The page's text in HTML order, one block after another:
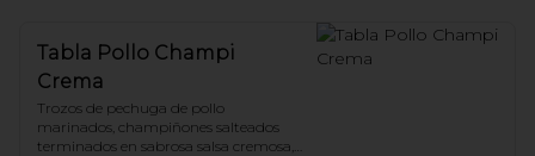
Tabla Pollo Champi
Crema
Trozos de pechuga de pollo
marinados, champiñones salteados
terminados en sabrosa salsa cremosa,